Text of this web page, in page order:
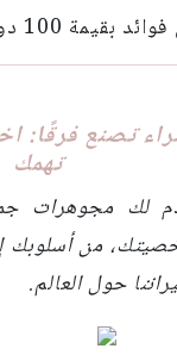
تصنع فرقًا:
تهمك
لك مجوهرات
من أسلوبك
حول العالم.